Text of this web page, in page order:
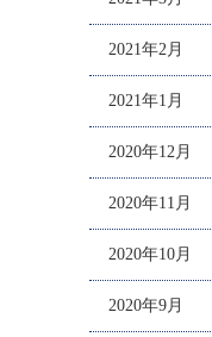
2021年2月
2021年1月
2020年12月
2020年11月
2020年10月
2020年9月